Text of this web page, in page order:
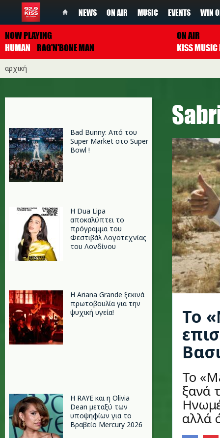
NEWS ON AIR MUSIC EVENTS WIN
NOW PLAYING
HUMAN
RAG'N'BONE MAN
ON AIR
αρχική
Bad Bunny: Από του
Super Market στο Super
Bowl !
Η Dua Lipa
αποκαλύπτει το
πρόγραμμα του
Φεστιβάλ Λογοτεχνίας
του Λονδίνου
Η Ariana Grande ξεκινά
πρωτοβουλία για την
ψυχική υγεία!
Η RAYE και η Olivia
Dean μεταξύ των
υποψηφίων για το
Βραβείο Mercury 2026
Το
Το
ξανά
αλλά